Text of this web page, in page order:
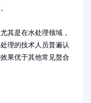
其是在水处理领域，
理的技术人员普遍认
果优于其他常见螯合